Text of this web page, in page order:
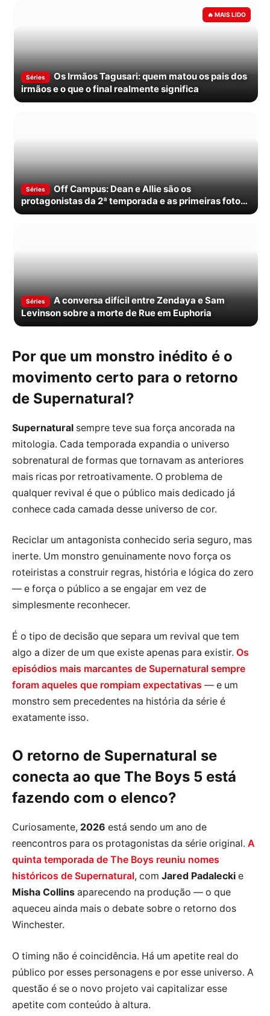
Séries
Os Irmãos Tagusari: quem matou os pais dos
irmãos e o que o final realmente significa
Séries
Off Campus: Dean e Allie são os
protagonistas da 2ª temporada e as primeiras fotos
mostram por quê
Séries
A conversa difícil entre Zendaya e Sam
Levinson sobre a morte de Rue em Euphoria
Por que um monstro inédito é o
movimento certo para o retorno
de Supernatural?
Supernatural sempre teve sua força ancorada na
mitologia. Cada temporada expandia o universo
sobrenatural de formas que tornavam as anteriores
mais ricas por retroativamente. O problema de
qualquer revival é que o público mais dedicado já
conhece cada camada desse universo de cor.
Reciclar um antagonista conhecido seria seguro, mas
inerte. Um monstro genuinamente novo força os
roteiristas a construir regras, história e lógica do zero
— e força o público a se engajar em vez de
simplesmente reconhecer.
É o tipo de decisão que separa um revival que tem
algo a dizer de um que existe apenas para existir. Os
episódios mais marcantes de Supernatural sempre
foram aqueles que rompiam expectativas — e um
monstro sem precedentes na história da série é
exatamente isso.
O retorno de Supernatural se
conecta ao que The Boys 5 está
fazendo com o elenco?
Curiosamente, 2026 está sendo um ano de
reencontros para os protagonistas da série original. A
quinta temporada de The Boys reuniu nomes
históricos de Supernatural, com Jared Padalecki e
Misha Collins aparecendo na produção — o que
aqueceu ainda mais o debate sobre o retorno dos
Winchester.
O timing não é coincidência. Há um apetite real do
público por esses personagens e por esse universo. A
questão é se o novo projeto vai capitalizar esse
apetite com conteúdo à altura.